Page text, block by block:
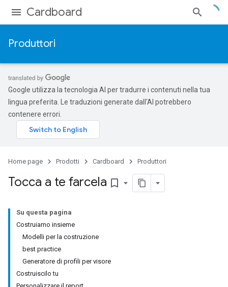
Cardboard
Produttori
Google utilizza la tecnologia AI per tradurre i contenuti nella tua
lingua preferita. Le traduzioni generate dall'AI potrebbero
contenere errori.
Home page Prodotti Cardboard Produttori
Tocca a te farcela bookmark_border
Su questa pagina
Costruiamo insieme
Modelli per la costruzione
best practice
Generatore di profili per visore
Costruiscilo tu